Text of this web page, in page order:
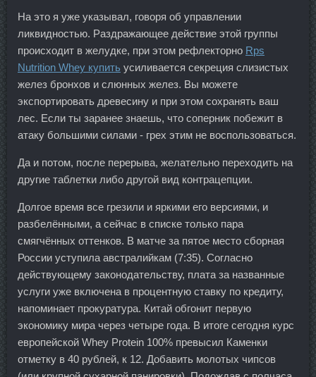
На это я уже указывал, говоря об управлении
ликвидностью. Раздражающее действие этой группы
происходит в желудке, при этом рефлекторно Rps
Nutrition Whey купить усиливается секреция слизистых
желез бронхов и слюнных желез. Вы можете
экспортировать древесину и при этом сохранять ваш
лес. Если ты заранее знаешь, что соперник побежит в
атаку большими силами - грех этим не воспользоваться.
Да и потом, после перерыва, желательно переходить на
другие таблетки либо другой вид контрацепции.
Долгое время все грезили и яркими его версиями, и
разбелёнными, а сейчас в списке только пара
смягчённых оттенков. В матче за пятое место сборная
России уступила австралийкам (7:35). Согласно
действующему законодательству, плата за названные
услуги уже включена в процентную ставку по кредиту,
напоминает прокуратура. Китай обгонит первую
экономику мира через четыре года. В итоге сегодня курс
европейской Whey Protein 100% превысил Каменки
отметку в 40 рублей, к 12. Добавить молотых чипсов